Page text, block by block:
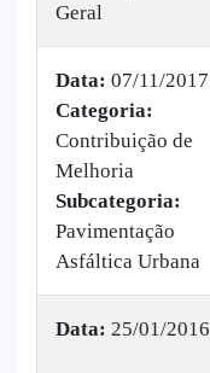
Geral
Data: 07/11/2017
Categoria:
Contribuição de
Melhoria
Subcategoria:
Pavimentação
Asfáltica Urbana
Data: 25/01/2016